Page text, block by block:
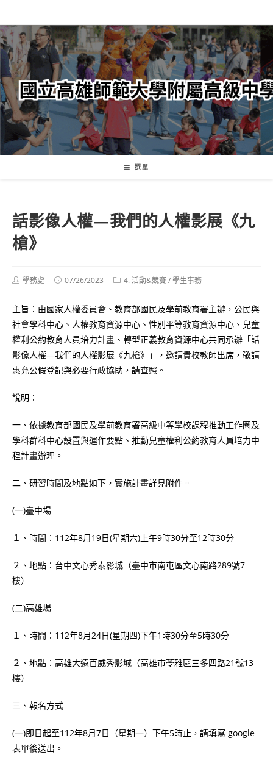
轉
至
主
內
容
選單
話影像人權—我們的人權影展《九
槍》
Post學務處
Post07/26/2023
Post4. 活動&競賽/學生事務
主旨：由國家人權委員會、教育部國民及學前教育署主辦，公民與
社會學科中心、人權教育資源中心、性別平等教育資源中心、兒童
權利公約教育人員培力計畫、轉型正義教育資源中心共同承辦「話
影像人權—我們的人權影展《九槍》」，邀請貴校教師出席，敬請
惠允公假登記與必要行政協助，請查照。
說明：
一、依據教育部國民及學前教育署高級中等學校課程推動工作圈及
學科群科中心設置與運作要點、推動兒童權利公約教育人員培力中
程計畫辦理。
二、研習時間及地點如下，實施計畫詳見附件。
(一)臺中場
１、時間：112年8月19日(星期六)上午9時30分至12時30分
２、地點：台中文心秀泰影城（臺中市南屯區文心南路289號7
樓）
(二)高雄場
１、時間：112年8月24日(星期四)下午1時30分至5時30分
２、地點：高雄大遠百威秀影城（高雄市苓雅區三多四路21號13
樓）
三、報名方式
(一)即日起至112年8月7日（星期一）下午5時止，請填寫 google
表單後送出。